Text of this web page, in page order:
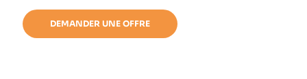
DEMANDER UNE OFFRE